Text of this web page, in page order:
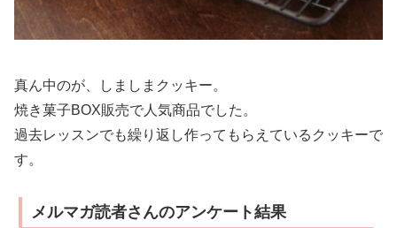
真ん中のが、しましまクッキー。
焼き菓子BOX販売で人気商品でした。
過去レッスンでも繰り返し作ってもらえているクッキーで
す。
メルマガ読者さんのアンケート結果